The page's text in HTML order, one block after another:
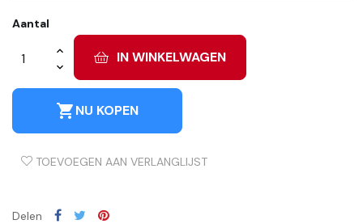
Aantal
IN WINKELWAGEN
shopping_cartNU KOPEN
TOEVOEGEN AAN VERLANGLIJST
Delen